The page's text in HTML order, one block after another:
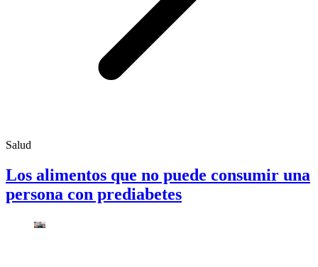
Salud
Los alimentos que no puede consumir una
persona con prediabetes